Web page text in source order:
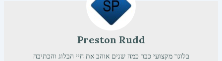
Preston Rudd
בלוגר מקצועי כבר כמה שנים אוהב את חיי הבלוג והכתיבה